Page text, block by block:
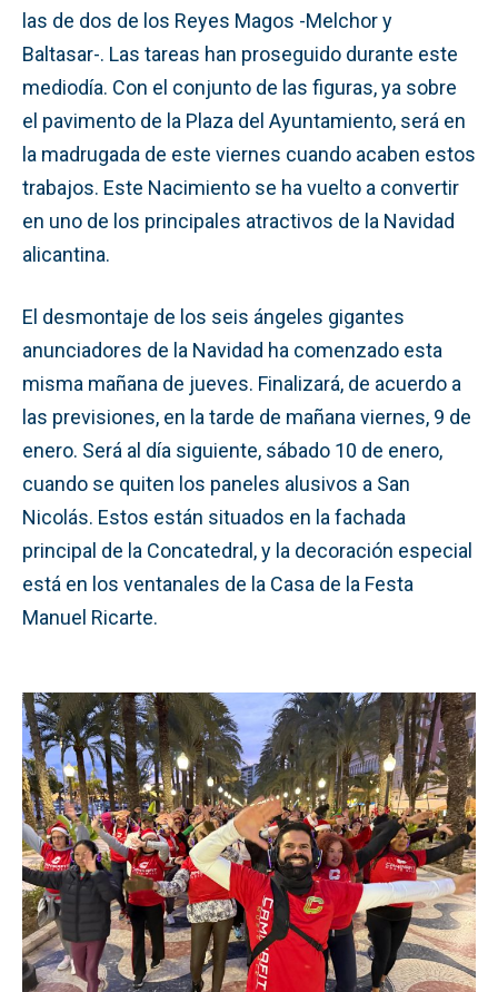
las de dos de los Reyes Magos -Melchor y
Baltasar-. Las tareas han proseguido durante este
mediodía. Con el conjunto de las figuras, ya sobre
el pavimento de la Plaza del Ayuntamiento, será en
la madrugada de este viernes cuando acaben estos
trabajos. Este Nacimiento se ha vuelto a convertir
en uno de los principales atractivos de la Navidad
alicantina.
El desmontaje de los seis ángeles gigantes
anunciadores de la Navidad ha comenzado esta
misma mañana de jueves. Finalizará, de acuerdo a
las previsiones, en la tarde de mañana viernes, 9 de
enero. Será al día siguiente, sábado 10 de enero,
cuando se quiten los paneles alusivos a San
Nicolás. Estos están situados en la fachada
principal de la Concatedral, y la decoración especial
está en los ventanales de la Casa de la Festa
Manuel Ricarte.